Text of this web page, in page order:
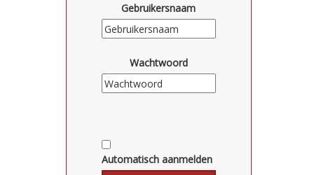
Gebruikersnaam
Wachtwoord
Automatisch aanmelden